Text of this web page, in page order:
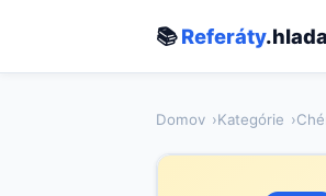
📚Referáty
Domov Kategórie